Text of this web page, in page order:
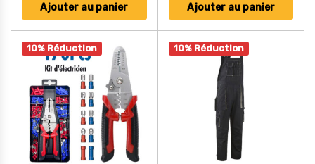
Ajouter au panier Ajouter au panier
10% Réduction 10% Réduction